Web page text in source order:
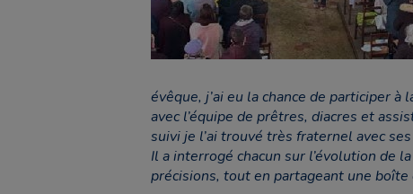
évêque, j’ai eu la chance de participer
avec l’équipe de prêtres, diacres et
suivi je l’ai trouvé très fraternel avec
Il a interrogé chacun sur l’évolution de
précisions, tout en partageant une boîte